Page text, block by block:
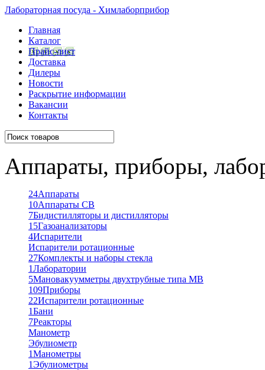
Лабораторная посуда - Химлаборприбор
Главная
Каталог
Прайс-лист
Доставка
Дилеры
Новости
Раскрытие информации
Вакансии
Контакты
Аппараты, приборы,
24Аппараты
10Аппараты СВ
7Бидистилляторы и дистилляторы
15Газоанализаторы
4Испарители
Испарители ротационные
27Комплекты и наборы стекла
1Лаборатории
5Мановакуумметры двухтрубные типа МВ
109Приборы
22Испарители ротационные
1Бани
7Реакторы
Манометр
Эбулиометр
1Манометры
1Эбулиометры